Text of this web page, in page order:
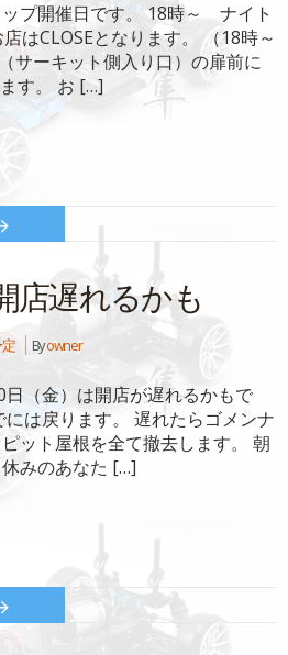
プ開催日です。 18時～ ナイト
はCLOSEとなります。 （18時～
サーキット側入り口）の扉前に
す。 お […]
店遅れるかも
Byowner
（金）は開店が遅れるかもで
は戻ります。 遅れたらゴメンナ
ット屋根を全て撤去します。 朝
みのあなた […]